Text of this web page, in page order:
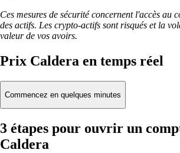
Ces mesures de sécurité concernent l'accès au
des actifs. Les crypto-actifs sont risqués et la
valeur de vos avoirs.
Prix Caldera en temps réel
Commencez en quelques minutes
3 étapes pour ouvrir un
Caldera